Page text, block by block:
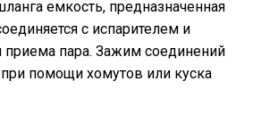
емкость, предназначенная
с испарителем и
пара. Зажим соединений
при помощи хомутов или куска